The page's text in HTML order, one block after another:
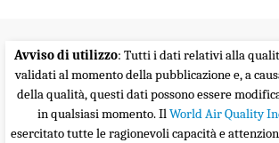
Avviso di utilizzo: Tutti i dati relativi alla
validati al momento della pubblicazione e, a
della qualità, questi dati possono essere
in qualsiasi momento. IlWorld Air Quality
esercitato tutte le ragionevoli capacità e